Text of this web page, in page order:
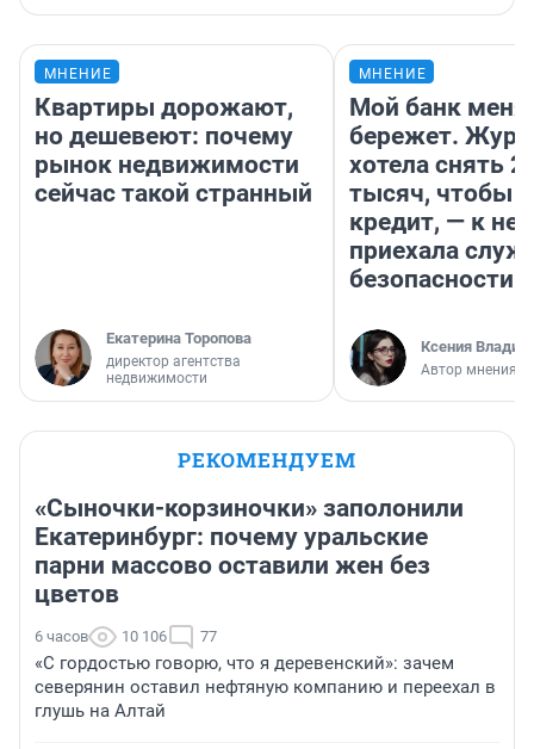
МНЕНИЕ
Квартиры дорожают,
но дешевеют: почему
рынок недвижимости
сейчас такой странный
Екатерина Торопова
директор агентства
недвижимости
МНЕНИЕ
Мой банк меня
бережет.
хотела снять
тысяч, чтобы
кредит, — к
приехала
безопасности
Ксения
Автор мнения
РЕКОМЕНДУЕМ
«Сыночки-корзиночки» заполонили
Екатеринбург: почему уральские
парни массово оставили жен без
цветов
6 часов 10 106 77
«С гордостью говорю, что я деревенский»: зачем
северянин оставил нефтяную компанию и переехал в
глушь на Алтай